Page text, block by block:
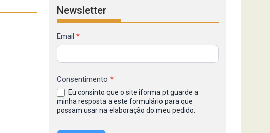
Newsletter
Formulário
de
Inscrição
Newsletter
IFORMA
Email *
Consentimento *
minha resposta a este formulário para que
possam usar na elaboração do meu pedido.